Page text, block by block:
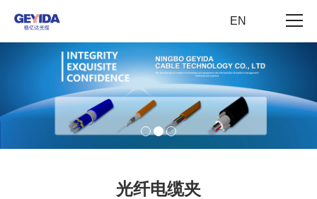
新闻动态
EN
光纤电缆夹